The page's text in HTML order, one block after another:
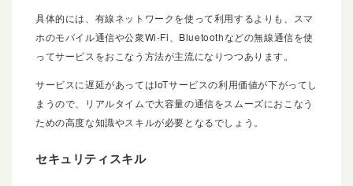
具体的には、有線ネットワークを使って利用するよりも、スマ
ホのモバイル通信や公衆Wi-Fi、Bluetoothなどの無線通信を使
ってサービスをおこなう方法が主流になりつつあります。
サービスに遅延があってはIoTサービスの利用価値が下がってし
まうので、リアルタイムで大容量の通信をスムーズにおこなう
ための高度な知識やスキルが必要となるでしょう。
セキュリティスキル